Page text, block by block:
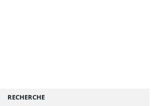
RECHERCHE